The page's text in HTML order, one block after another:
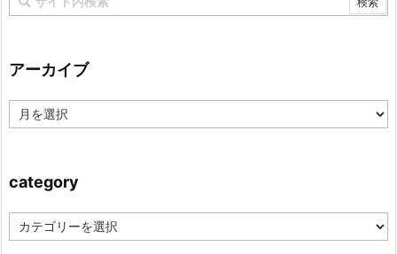
アーカイブ
ー
category